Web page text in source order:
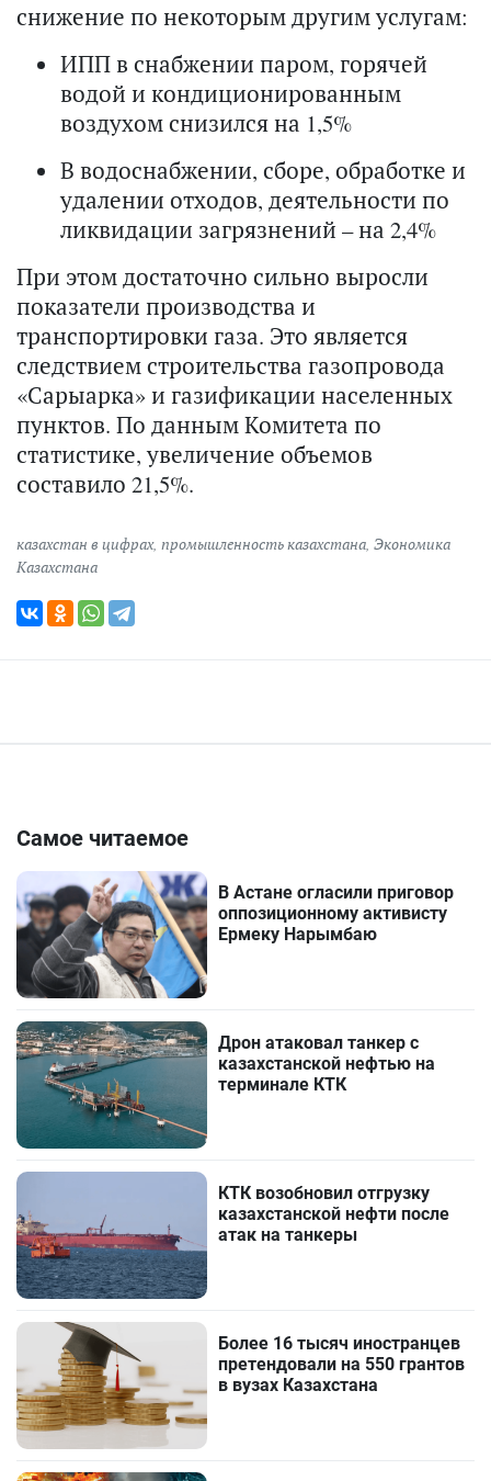
снижение по некоторым другим услугам:
ИПП в снабжении паром, горячей
водой и кондиционированным
воздухом снизился на 1,5%
В водоснабжении, сборе, обработке и
удалении отходов, деятельности по
ликвидации загрязнений – на 2,4%
При этом достаточно сильно выросли
показатели производства и
транспортировки газа. Это является
следствием строительства газопровода
«Сарыарка» и газификации населенных
пунктов. По данным Комитета по
статистике, увеличение объемов
составило 21,5%.
казахстан в цифрах, промышленность казахстана Экономика
Казахстана
Самое читаемое
В Астане огласили приговор
оппозиционному активисту
Ермеку Нарымбаю
Дрон атаковал танкер с
казахстанской нефтью на
терминале КТК
КТК возобновил отгрузку
казахстанской нефти после
атак на танкеры
Более 16 тысяч иностранцев
претендовали на 550 грантов
в вузах Казахстана